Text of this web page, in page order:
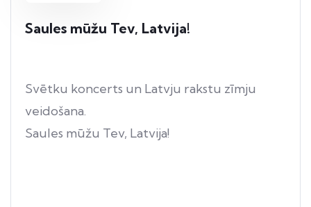
Saules mūžu Tev, Latvija!
Svētku koncerts un Latvju rakstu zīmju
veidošana.
Saules mūžu Tev, Latvija!